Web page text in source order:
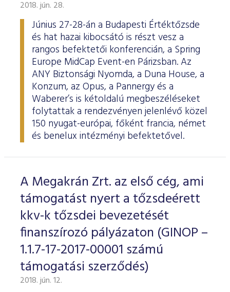
ESG Útmutató
2018. jún. 28.
Június 27-28-án a Budapesti Értéktőzsde
és hat hazai kibocsátó is részt vesz a
rangos befektetői konferencián, a Spring
Europe MidCap Event-en Párizsban. Az
ANY Biztonsági Nyomda, a Duna House, a
Konzum, az Opus, a Pannergy és a
Waberer’s is kétoldalú megbeszéléseket
folytattak a rendezvényen jelenlévő közel
150 nyugat-európai, főként francia, német
és benelux intézményi befektetővel.
A Megakrán Zrt. az első cég, ami
támogatást nyert a tőzsdeérett
kkv-k tőzsdei bevezetését
finanszírozó pályázaton (GINOP –
1.1.7-17-2017-00001 számú
támogatási szerződés)
2018. jún. 12.